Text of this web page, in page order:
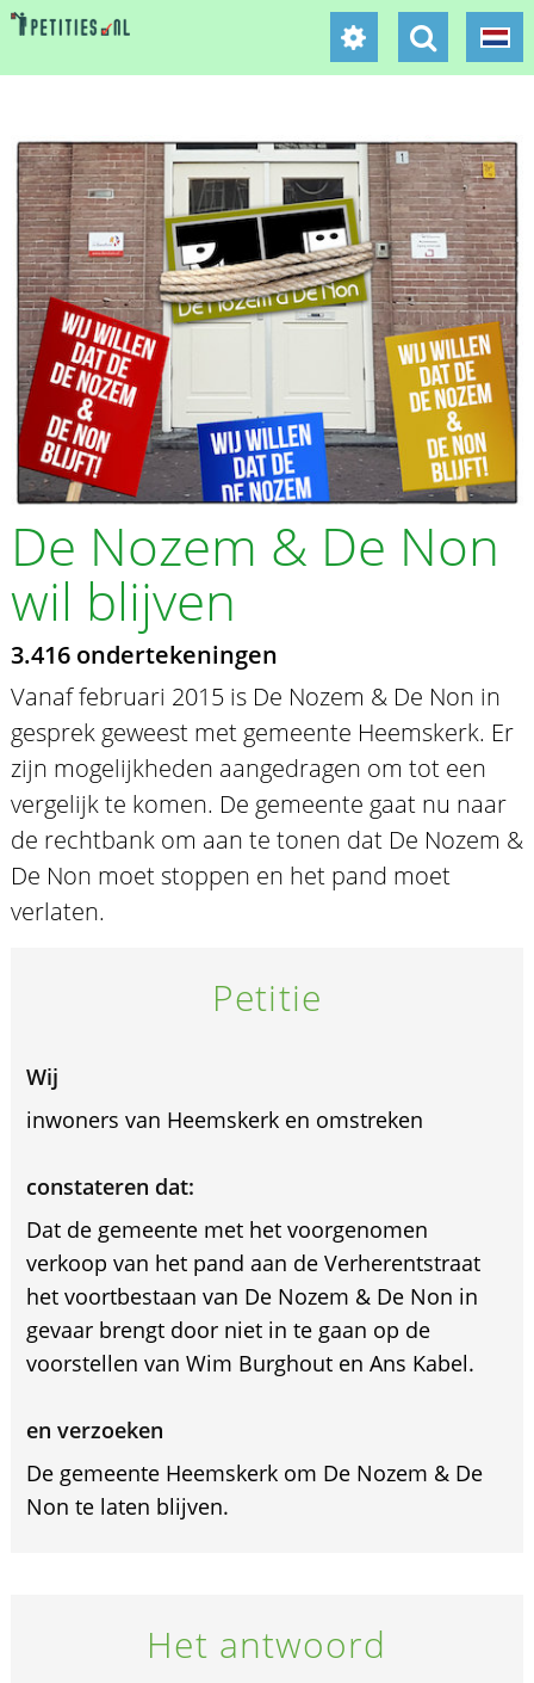
De Nozem & De Non
wil blijven
3.416 ondertekeningen
Vanaf februari 2015 is De Nozem & De Non in
gesprek geweest met gemeente Heemskerk. Er
zijn mogelijkheden aangedragen om tot een
vergelijk te komen. De gemeente gaat nu naar
de rechtbank om aan te tonen dat De Nozem &
De Non moet stoppen en het pand moet
verlaten.
Petitie
Wij
inwoners van Heemskerk en omstreken
constateren dat:
Dat de gemeente met het voorgenomen
verkoop van het pand aan de Verherentstraat
het voortbestaan van De Nozem & De Non in
gevaar brengt door niet in te gaan op de
voorstellen van Wim Burghout en Ans Kabel.
en verzoeken
De gemeente Heemskerk om De Nozem & De
Non te laten blijven.
Het antwoord